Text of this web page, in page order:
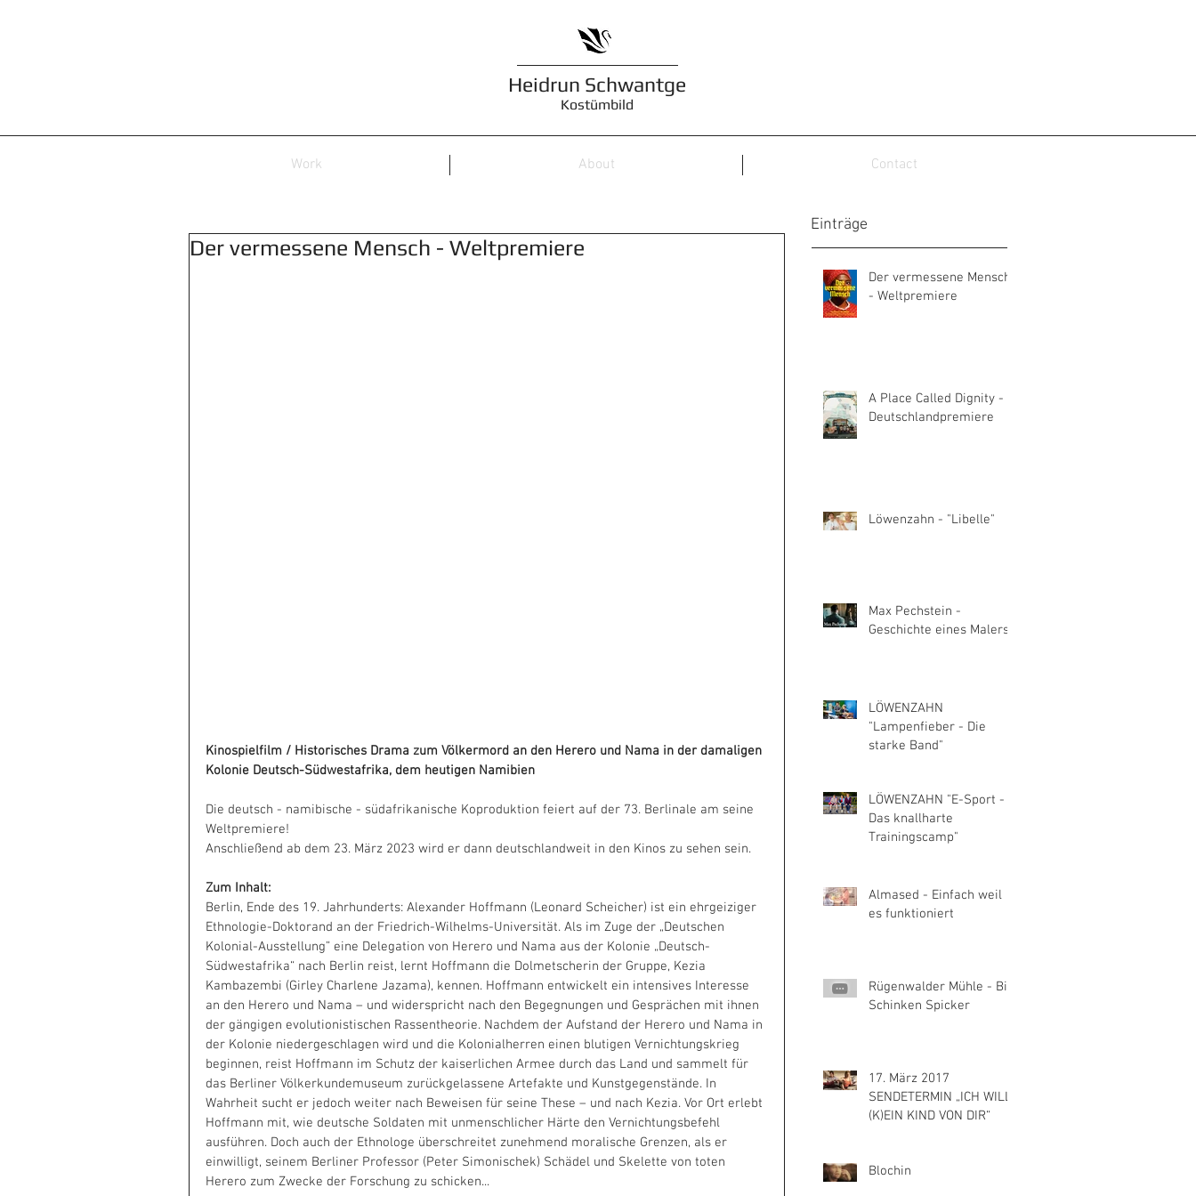
Heidrun Schwantge
Kostümbild
Work About Contact
Der vermessene Mensch - Weltpremiere
Kinospielfilm / Historisches Drama zum Völkermord an den Herero und Nama in der damaligen
Kolonie Deutsch-Südwestafrika, dem heutigen Namibien
Die deutsch - namibische - südafrikanische Koproduktion feiert auf der 73. Berlinale am seine
Weltpremiere!
Anschließend ab dem 23. März 2023 wird er dann deutschlandweit in den Kinos zu sehen sein.
Zum Inhalt:
​Berlin, Ende des 19. Jahrhunderts: Alexander Hoffmann (Leonard Scheicher) ist ein ehrgeiziger
Ethnologie-Doktorand an der Friedrich-Wilhelms-Universität. Als im Zuge der „Deutschen
Kolonial-Ausstellung” eine Delegation von Herero und Nama aus der Kolonie „Deutsch-
Südwestafrika“ nach Berlin reist, lernt Hoffmann die Dolmetscherin der Gruppe, Kezia
Kambazembi (Girley Charlene Jazama), kennen. Hoffmann entwickelt ein intensives Interesse
an den Herero und Nama – und widerspricht nach den Begegnungen und Gesprächen mit ihnen
der gängigen evolutionistischen Rassentheorie. Nachdem der Aufstand der Herero und Nama in
der Kolonie niedergeschlagen wird und die Kolonialherren einen blutigen Vernichtungskrieg
beginnen, reist Hoffmann im Schutz der kaiserlichen Armee durch das Land und sammelt für
das Berliner Völkerkundemuseum zurückgelassene Artefakte und Kunstgegenstände. In
Wahrheit sucht er jedoch weiter nach Beweisen für seine These – und nach Kezia. Vor Ort erlebt
Hoffmann mit, wie deutsche Soldaten mit unmenschlicher Härte den Vernichtungsbefehl
ausführen. Doch auch der Ethnologe überschreitet zunehmend moralische Grenzen, als er
einwilligt, seinem Berliner Professor (Peter Simonischek) Schädel und Skelette von toten
Herero zum Zwecke der Forschung zu schicken...
Einträge
Der vermessene Mensch
- Weltpremiere
A Place Called Dignity -
Deutschlandpremiere
Löwenzahn - "Libelle"
Max Pechstein -
Geschichte eines Malers
LÖWENZAHN
"Lampenfieber - Die
starke Band"
LÖWENZAHN "E-Sport -
Das knallharte
Trainingscamp"
Almased - Einfach weil
es funktioniert
Rügenwalder Mühle - Bio
Schinken Spicker
17. März 2017
SENDETERMIN „ICH WILL
(K)EIN KIND VON DIR“
Blochin